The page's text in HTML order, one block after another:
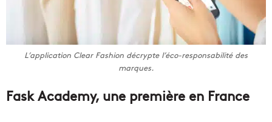
L’application Clear Fashion décrypte l’éco-responsabilité des
marques.
Fask Academy, une première en France